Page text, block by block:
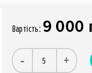
Вартiсть: 9 000
- +